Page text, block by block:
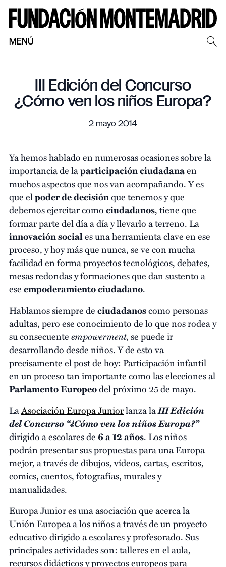
MENÚ
III Edición del Concurso
¿Cómo ven los niños Europa?
2 mayo 2014
Ya hemos hablado en numerosas ocasiones sobre la
importancia de laparticipación ciudadanaen
muchos aspectos que nos van acompañando. Y es
que elpoder de decisiónque tenemos y que
debemos ejercitar comociudadanos, tiene que
formar parte del día a día y llevarlo a terreno. La
innovación sociales una herramienta clave en ese
proceso, y hoy más que nunca, se ve con mucha
facilidad en forma proyectos tecnológicos, debates,
mesas redondas y formaciones que dan sustento a
eseempoderamiento ciudadano.
Hablamos siempre deciudadanoscomo personas
adultas, pero ese conocimiento de lo que nos rodea y
su consecuenteempowerment,se puede ir
desarrollando desde niños. Y de esto va
precisamente el post de hoy: Participación infantil
en un proceso tan importante como las elecciones al
Parlamento Europeodel próximo 25 de mayo.
LaAsociación Europa Juniorlanza laIII Edición
del Concurso “¿Cómo ven los niños Europa?”
dirigido a escolares de 6 a 12 años. Los niños
podrán presentar sus propuestas para una Europa
mejor, a través de dibujos, vídeos, cartas, escritos,
comics, cuentos, fotografías, murales y
manualidades.
Europa Junior es una asociación que acerca la
Unión Europea a los niños a través de un proyecto
educativo dirigido a escolares y profesorado. Sus
principales actividades son: talleres en el aula,
recursos didácticos y proyectos europeos para